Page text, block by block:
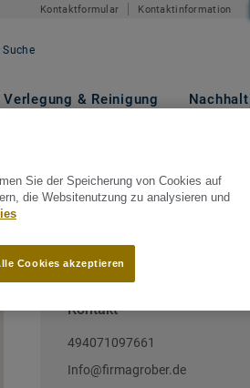
Kontaktformular Kontaktinformation
Suche
Verlegung & Reinigung
Kontakt
494071097661
Info@firmagrober.de
Sie der Speicherung von Cookies auf
die Websitenutzung zu analysieren und
Cookies akzeptieren